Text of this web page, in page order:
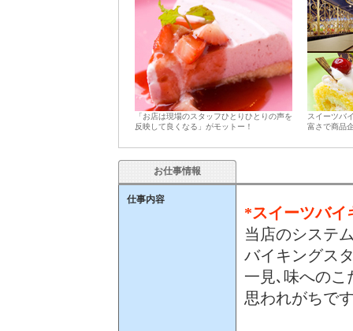
「お店は現場のスタッフひとりひとりの声を
反映して良くなる」がモットー！
スイーツバ
富さで商品
お仕事情報
仕事内容
*スイーツバイ
当店のシステ
バイキングス
一見､味へのこ
思われがちで